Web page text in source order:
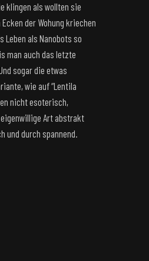
klingen als wollten sie
der Wohung kriechen
Leben als Nanobots so
man auch das letzte
sogar die etwas
wie auf “Lentila
nicht esoterisch,
Art abstrakt
und durch spannend.